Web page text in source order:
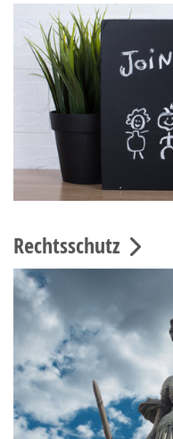
Rechtsschutz